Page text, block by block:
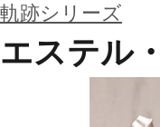
軌跡シリーズ
エステル